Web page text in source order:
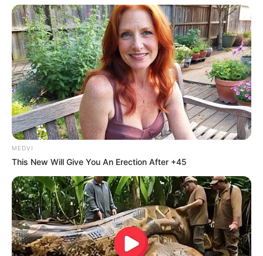
MEDVI
This New Will Give You An Erection After +45